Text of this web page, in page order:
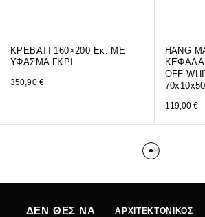
ΚΡΕΒΑΤΙ 160×200 Εκ. ΜΕ
ΥΦΑΣΜΑ ΓΚΡΙ
350,90 €
HANG
OFF
119,00€
ΔΕΝ ΘΕΣ ΝΑ
ΑΡΧΙΤΕΚΤΟΝΙΚΟΣ